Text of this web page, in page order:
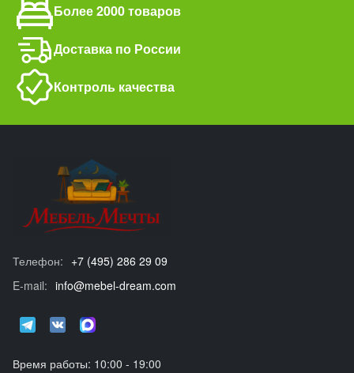
Более 2000 товаров
Доставка по России
Контроль качества
Телефон: +7 (495) 286 29 09
E-mail: info@mebel-dream.com
Время работы: 10:00 - 19:00